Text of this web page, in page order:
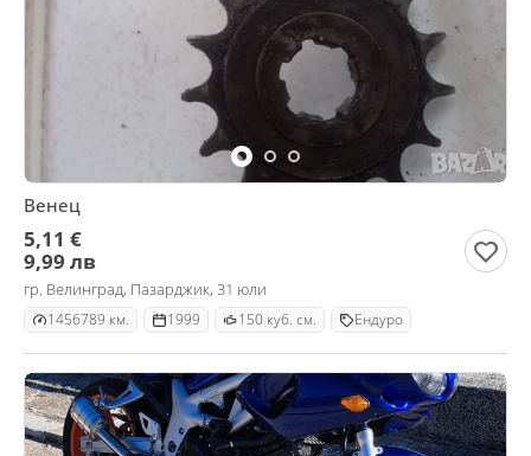
Венец
5,11 €
9,99 лв
гр. Велинград, Пазарджик, 31 юли
1456789 км. 1999 150 куб. см. Ендуро